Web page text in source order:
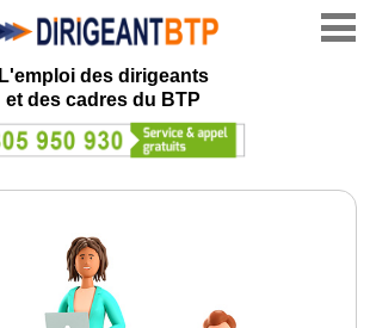
L'emploi des dirigeants
et des cadres du BTP